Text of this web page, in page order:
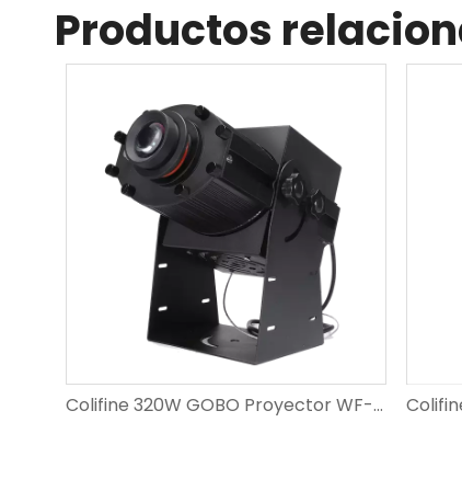
Productos
Colifine 320W GOBO Proyector WF-CF320 (Proyector de logotipo para la industria/señalización/publicidad al aire libre a gran escala)